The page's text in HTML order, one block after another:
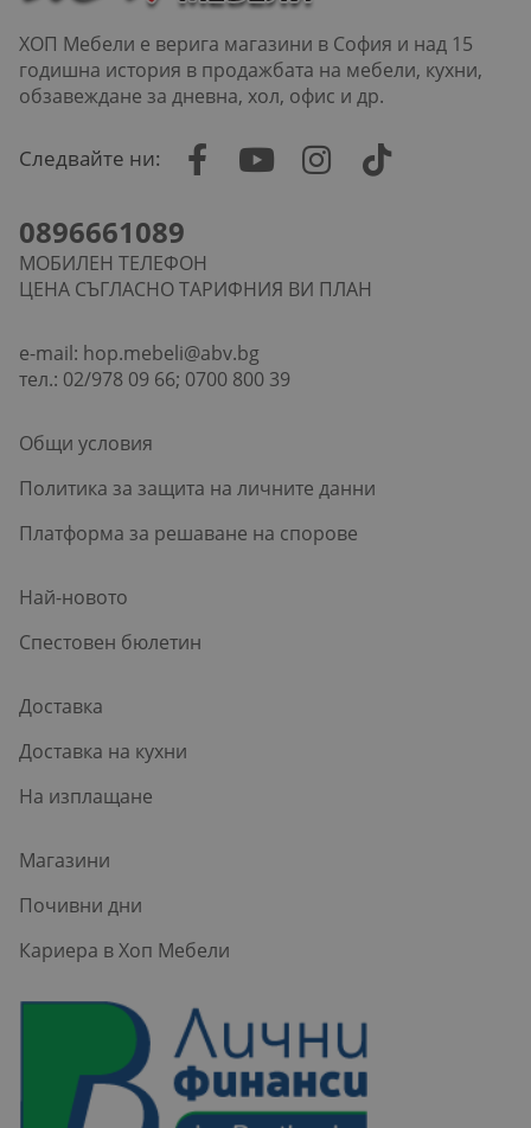
ХОП Мебели е верига магазини в София и над 15
годишна история в продажбата на мебели, кухни,
обзавеждане за дневна, хол, офис и др.
Следвайте ни:
0896661089
МОБИЛЕН ТЕЛЕФОН
ЦЕНА СЪГЛАСНО ТАРИФНИЯ ВИ ПЛАН
e-mail: hop.mebeli@abv.bg
тел.: 02/978 09 66; 0700 800 39
Общи условия
Политика за защита на личните данни
Платформа за решаване на спорове
Най-новото
Спестовен бюлетин
Доставка
Доставка на кухни
На изплащане
Магазини
Почивни дни
Кариера в Хоп Мебели